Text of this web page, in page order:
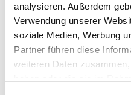
analysieren. Außerdem
Verwendung unserer
soziale Medien, Werbung
Partner führen diese
weiteren Daten
Dies